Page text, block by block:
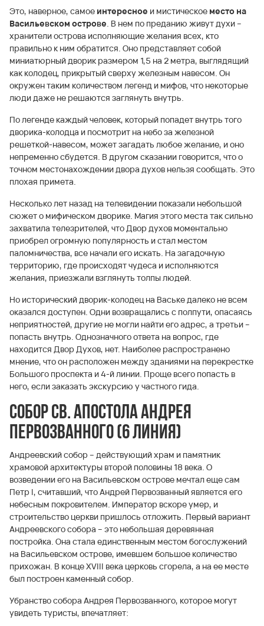
Это, наверное, самое интересное и мистическое место на
Васильевском острове. В нем по преданию живут духи –
хранители острова исполняющие желания всех, кто
правильно к ним обратится. Оно представляет собой
миниатюрный дворик размером 1,5 на 2 метра, выглядящий
как колодец, прикрытый сверху железным навесом. Он
окружен таким количеством легенд и мифов, что некоторые
люди даже не решаются заглянуть внутрь.
По легенде каждый человек, который попадет внутрь того
дворика-колодца и посмотрит на небо за железной
решеткой-навесом, может загадать любое желание, и оно
непременно сбудется. В другом сказании говорится, что о
точном местонахождении двора духов нельзя сообщать. Это
плохая примета.
Несколько лет назад на телевидении показали небольшой
сюжет о мифическом дворике. Магия этого места так сильно
захватила телезрителей, что Двор духов моментально
приобрел огромную популярность и стал местом
паломничества, все начали его искать. На загадочную
территорию, где происходят чудеса и исполняются
желания, приезжали взглянуть толпы людей.
Но исторический дворик-колодец на Ваське далеко не всем
оказался доступен. Одни возвращались с полпути, опасаясь
неприятностей, другие не могли найти его адрес, а третьи –
попасть внутрь. Однозначного ответа на вопрос, где
находится Двор Духов, нет. Наиболее распространено
мнение, что он расположен между зданиями на перекрестке
Большого проспекта и 4-й линии. Проще всего попасть в
него, если заказать экскурсию у частного гида.
Собор Св. Апостола Андрея
Первозванного (6 линия)
Андреевский собор – действующий храм и памятник
храмовой архитектуры второй половины 18 века. О
возведении его на Васильевском острове мечтал еще сам
Петр I, считавший, что Андрей Первозванный является его
небесным покровителем. Император вскоре умер, и
строительство церкви пришлось отложить. Первый вариант
Андреевского собора – это небольшая деревянная
постройка. Она стала единственным местом богослужений
на Васильевском острове, имевшем большое количество
прихожан. В конце XVIII века церковь сгорела, а на ее месте
был построен каменный собор.
Убранство собора Андрея Первозванного, которое могут
увидеть туристы, впечатляет: